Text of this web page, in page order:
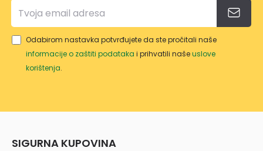
Odabirom nastavka potvrđujete da ste pročitali naše
informacije o zaštiti podataka i prihvatili našeuslove
korištenja.
SIGURNA KUPOVINA